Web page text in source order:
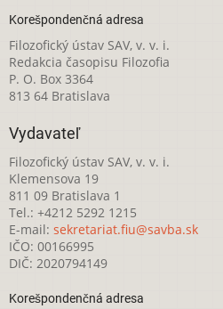
Korešpondenčná adresa
Filozofický ústav SAV, v. v. i.
Redakcia časopisu Filozofia
P. O. Box 3364
813 64 Bratislava
Vydavateľ
Filozofický ústav SAV, v. v. i.
Klemensova 19
811 09 Bratislava 1
Tel.: +4212 5292 1215
E-mail: sekretariat.fiu@savba.sk
IČO: 00166995
DIČ: 2020794149
Korešpondenčná adresa